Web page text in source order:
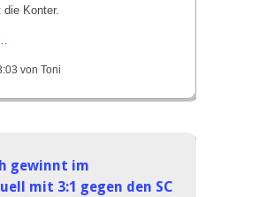
Konter.
das
für
Elgersweier:
3:2-
von Toni
gewinnt im
mit 3:1 gegen den SC